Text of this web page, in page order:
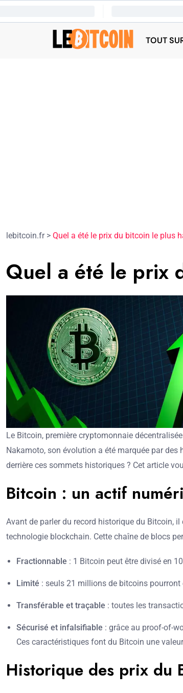
TOUT
lebitcoin.fr> Quel a été le prix du bitcoin le plus
Quel a été le prix
Le Bitcoin, première cryptomonnaie
Nakamoto, son évolution a été marquée par
derrière ces sommets historiques ? Cet article
Bitcoin : un actif
Avant de parler du record historique du Bitcoin,
technologie blockchain. Cette chaîne de blocs
Fractionnable : 1 Bitcoin peut être divisé en
Limité : seuls 21 millions de bitcoins pourront
Transférable et traçable : toutes les
Sécurisé et infalsifiable : grâce au proof-of-
Ces caractéristiques font du Bitcoin une
Historique des prix du